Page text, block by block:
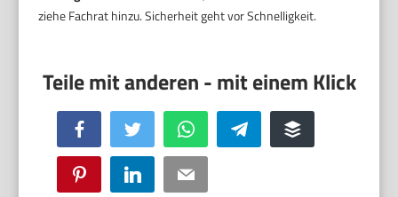
ziehe Fachrat hinzu. Sicherheit geht vor Schnelligkeit.
Facebook Twitter WhatsApp Telegram Buffer
Pinterest LinkedIn Email